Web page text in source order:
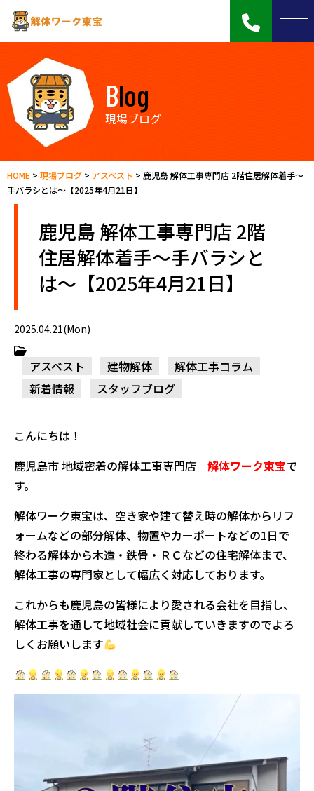
Blog
現場ブログ
HOME > 現場ブログ > アスベスト > 鹿児島 解体工事専門店 2階住居解体着手～
手バラシとは～【2025年4月21日】
鹿児島 解体工事専門店 2階
住居解体着手～手バラシと
は～【2025年4月21日】
2025.04.21(Mon)
アスベスト 建物解体
解体工事コラム
新着情報
スタッフブログ
こんにちは！
鹿児島市 地域密着の解体工事専門店 解体ワーク東宝で
す。
解体ワーク東宝は、空き家や建て替え時の解体からリフ
ォームなどの部分解体、物置やカーポートなどの1日で
終わる解体から木造・鉄骨・ＲＣなどの住宅解体まで、
解体工事の専門家として幅広く対応しております。
これからも鹿児島の皆様により愛される会社を目指し、
解体工事を通して地域社会に貢献していきますのでよろ
しくお願いします